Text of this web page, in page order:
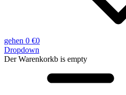
gehen 0 €0
Dropdown
Der Warenkorkb is empty